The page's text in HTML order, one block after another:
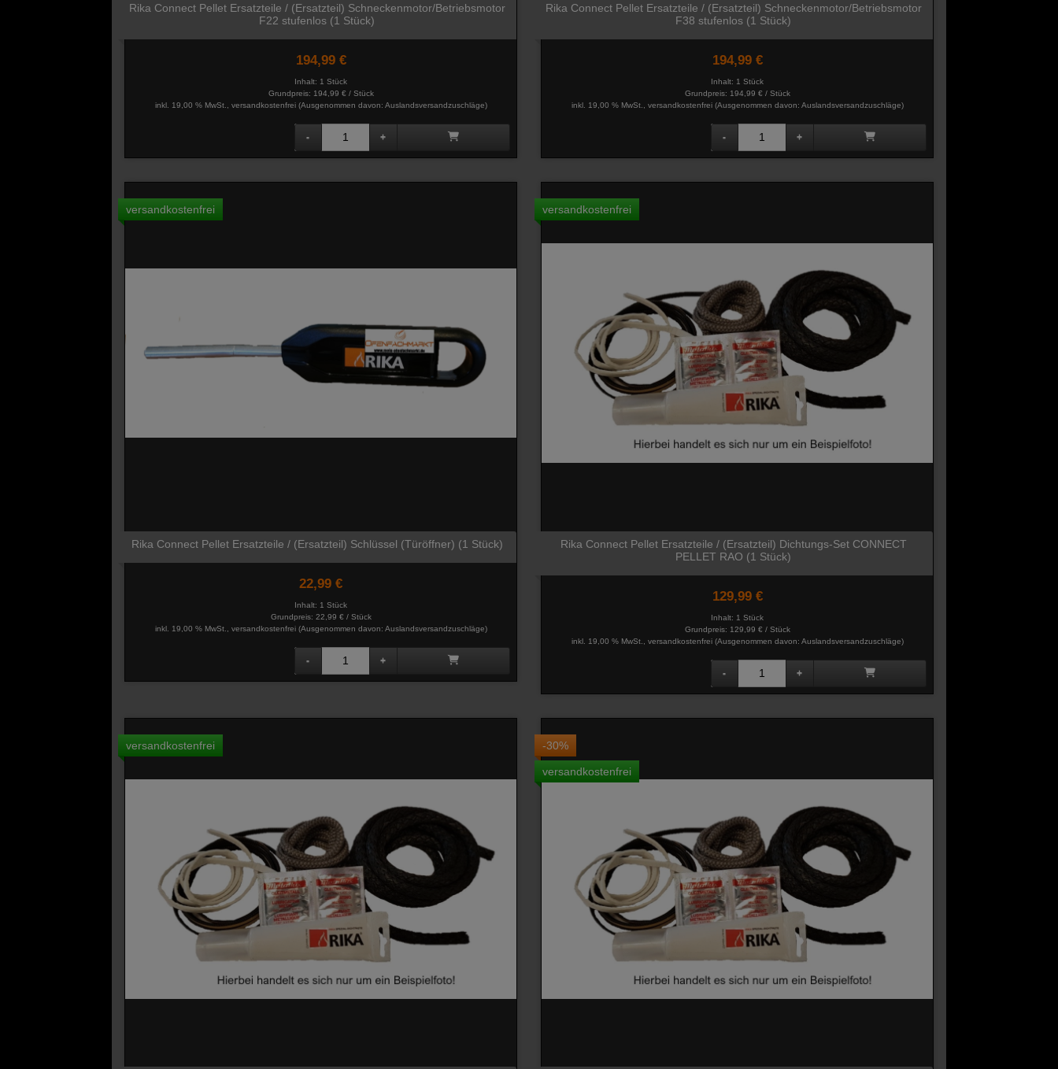
Rika Connect Pellet Ersatzteile / (Ersatzteil) Schneckenmotor/Betriebsmotor
F22 stufenlos (1 Stück)
194,99 €
Inhalt: 1 Stück
Grundpreis: 194,99 € / Stück
inkl. 19,00 % MwSt., versandkostenfrei (Ausgenommen davon: Auslandsversandzuschläge)
Rika Connect Pellet Ersatzteile / (Ersatzteil) Schneckenmotor/Betriebsmotor
F38 stufenlos (1 Stück)
194,99 €
Inhalt: 1 Stück
Grundpreis: 194,99 € / Stück
inkl. 19,00 % MwSt., versandkostenfrei (Ausgenommen davon: Auslandsversandzuschläge)
versandkostenfrei
Rika Connect Pellet Ersatzteile / (Ersatzteil) Schlüssel (Türöffner) (1 Stück)
22,99 €
Inhalt: 1 Stück
Grundpreis: 22,99 € / Stück
inkl. 19,00 % MwSt., versandkostenfrei (Ausgenommen davon: Auslandsversandzuschläge)
versandkostenfrei
Rika Connect Pellet Ersatzteile / (Ersatzteil) Dichtungs-Set CONNECT
PELLET RAO (1 Stück)
129,99 €
Inhalt: 1 Stück
Grundpreis: 129,99 € / Stück
inkl. 19,00 % MwSt., versandkostenfrei (Ausgenommen davon: Auslandsversandzuschläge)
versandkostenfrei -30%
versandkostenfrei